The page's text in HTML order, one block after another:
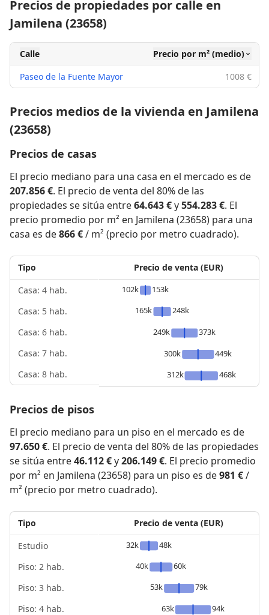
Precios de propiedades por calle en
Jamilena (23658)
Calle
Precio por m² (medio)
Paseo de la Fuente Mayor
1008 €
Precios medios de la vivienda en Jamilena
(23658)
Precios de casas
El precio mediano para una casa en el mercado es de
207.856 €. El precio de venta del 80% de las
propiedades se sitúa entre64.643 €y554.283 €. El
precio promedio por m² en Jamilena (23658) para una
casa es de866 €/ m² (precio por metro cuadrado).
Tipo
Casa: 4 hab.
Casa: 5 hab.
Casa: 6 hab.
Casa: 7 hab.
Casa: 8 hab.
Precio de venta (EUR)
102k
153k
165k
248k
249k
373k
300k
449k
312k
468k
Precios de pisos
El precio mediano para un piso en el mercado es de
97.650 €. El precio de venta del 80% de las propiedades
se sitúa entre46.112 €y206.149 €. El precio promedio
por m² en Jamilena (23658) para un piso es de981 €/
m² (precio por metro cuadrado).
Tipo
Estudio
Piso: 2 hab.
Piso: 3 hab.
Piso: 4 hab.
Precio de venta (EUR)
32k
48k
40k
60k
53k
79k
63k
94k